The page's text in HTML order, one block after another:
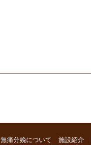
無痛分娩について 施設紹介